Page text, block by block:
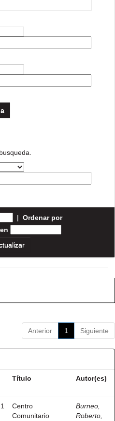
| Ordenar por
Anterior 1 Siguiente
Título Autor(es)
Centro
Comunitario
Burneo,
Roberto,